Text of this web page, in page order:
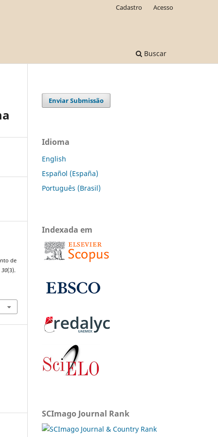
Buscar
Cadastro Acesso
de
30(3).
Enviar Submissão
Idioma
English
Español (España)
Português (Brasil)
Indexada em
SCImago Journal Rank